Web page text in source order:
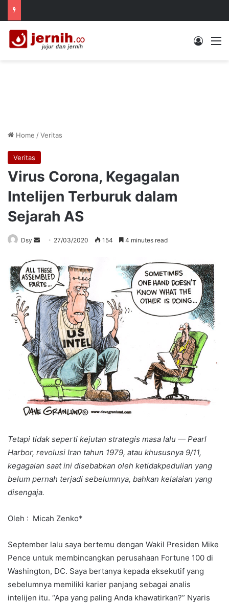
Log In
Home /Veritas
Veritas
Virus Corona, Kegagalan
Intelijen Terburuk dalam
Sejarah AS
Dsy
Send
email
27/03/2020 154 4 minutes read
Tetapi tidak seperti kejutan strategis masa lalu — Pearl
Harbor, revolusi Iran tahun 1979, atau khususnya 9/11,
kegagalan saat ini disebabkan oleh ketidakpedulian yang
belum pernah terjadi sebelumnya, bahkan kelalaian yang
disengaja.
Oleh : Micah Zenko*
September lalu saya bertemu dengan Wakil Presiden Mike
Pence untuk membincangkan perusahaan Fortune 100 di
Washington, DC. Saya bertanya kepada eksekutif yang
sebelumnya memiliki karier panjang sebagai analis
intelijen itu. “Apa yang paling Anda khawatirkan?” Nyaris